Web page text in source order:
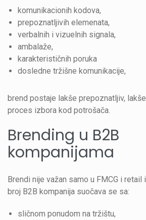
komunikacionih kodova,
prepoznatljivih elemenata,
verbalnih i vizuelnih signala,
ambalaže,
karakterističnih poruka
dosledne tržišne komunikacije,
brend postaje lakše prepoznatljiv,
proces izbora kod potrošača.
Brending u B2B
kompanijama
Brendi nije važan samo u FMCG i retail
broj B2B kompanija suočava se sa:
sličnom ponudom na tržištu,